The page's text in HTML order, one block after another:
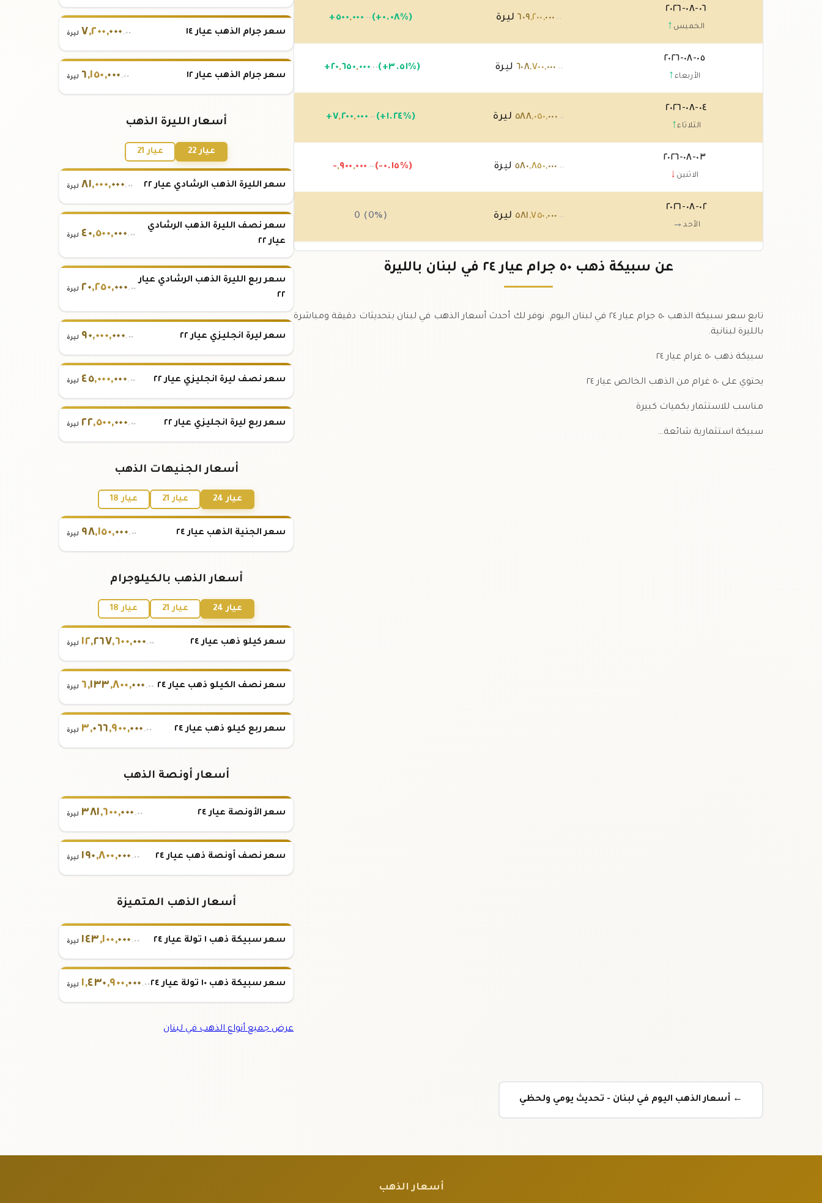
٠٦-٠٨-٢٠٢٦
الخميس ↑
٦٠٩,٢٠٠,٠٠٠ .٠٠ ليرة +٥٠٠,٠٠٠ .٠٠ (+٠.٠٨%)
٠٥-٠٨-٢٠٢٦
الأربعاء ↑
٦٠٨,٧٠٠,٠٠٠ .٠٠ ليرة +٢٠,٦٥٠,٠٠٠ .٠٠ (+٣.٥١%)
٠٤-٠٨-٢٠٢٦
الثلاثاء↑
٥٨٨,٠٥٠,٠٠٠.٠٠ ليرة +٧,٢٠٠,٠٠٠ .٠٠ (+١.٢٤%)
٠٣-٠٨-٢٠٢٦
الاثنين ↓
٥٨٠,٨٥٠,٠٠٠ .٠٠ ليرة -,٩٠٠,٠٠٠ .٠٠ (-٠.١٥%)
٠٢-٠٨-٢٠٢٦
الأحد→
٥٨١,٧٥٠,٠٠٠ .٠٠ ليرة 0 (0%)
٥٨١ ,٧٥٠,٠٠٠ .٠٠ ليرة (-٠.٠٣%) عن سبيكة ذهب ٥٠ جرام عيار ٢٤ في لبنان بالليرة
تابع سعر سبيكة الذهب ٥٠ جرام عيار ٢٤ في لبنان اليوم. نوفر لك أحدث أسعار الذهب في لبنان بتحديثات دقيقة ومباشرة
بالليرة لبنانية.
سبيكة ذهب ٥٠ غرام عيار ٢٤
يحتوي على ٥٠ غرام من الذهب الخالص عيار ٢٤
مناسب للاستثمار بكميات كبيرة
سبيكة استثمارية شائعة…
سعر جرام الذهب عيار ١٤ ٧,٢٠٠,٠٠٠ .٠٠ ليرة
سعر جرام الذهب عيار ١٢ ٦,١٥٠,٠٠٠ .٠٠ ليرة
أسعار الليرة الذهب
عيار 22 عيار 21
سعر الليرة الذهب الرشادي عيار ٢٢ ٨١,٠٠٠,٠٠٠.٠٠ ليرة
سعر نصف الليرة الذهب الرشادي
عيار ٢٢
٤٠,٥٠٠,٠٠٠.٠٠ ليرة
سعر ربع الليرة الذهب الرشادي عيار
٢٢
٢٠,٢٥٠,٠٠٠.٠٠ ليرة
سعر ليرة انجليزي عيار ٢٢ ٩٠,٠٠٠,٠٠٠.٠٠ ليرة
سعر نصف ليرة انجليزي عيار ٢٢ ٤٥,٠٠٠,٠٠٠.٠٠ ليرة
سعر ربع ليرة انجليزي عيار ٢٢ ٢٢,٥٠٠,٠٠٠.٠٠ ليرة
أسعار الجنيهات الذهب
عيار 24 عيار 21 عيار 18
سعر الجنية الذهب عيار ٢٤ ٩٨,١٥٠,٠٠٠.٠٠ ليرة
أسعار الذهب بالكيلوجرام
عيار 24 عيار 21 عيار 18
سعر كيلو ذهب عيار ٢٤ ١٢,٢٦٧,٦٠٠,٠٠٠.٠٠ ليرة
سعر نصف الكيلو ذهب عيار ٢٤ ٦,١٣٣,٨٠٠,٠٠٠ .٠٠ ليرة
سعر ربع كيلو ذهب عيار ٢٤ ٣,٠٦٦,٩٠٠,٠٠٠ .٠٠ ليرة
أسعار أونصة الذهب
سعر الأونصة عيار ٢٤ ٣٨١,٦٠٠,٠٠٠ .٠٠ ليرة
سعر نصف أونصة ذهب عيار ٢٤ ١٩٠,٨٠٠,٠٠٠ .٠٠ ليرة
أسعار الذهب المتميزة
سعر سبيكة ذهب ١ تولة عيار ٢٤ ١٤٣,١٠٠,٠٠٠ .٠٠ ليرة
سعر سبيكة ذهب ١٠ تولة عيار ٢٤ ١,٤٣٠,٩٠٠,٠٠٠ .٠٠ ليرة
عرض جميع أنواع الذهب في لبنان
← أسعار الذهب اليوم في لبنان - تحديث يومي ولحظي
أسعار الذهب